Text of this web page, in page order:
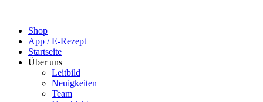
Shop
App / E-Rezept
Startseite
Über uns
Leitbild
Neuigkeiten
Team